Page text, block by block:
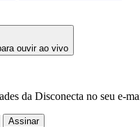
ouvir ao vivo
da Disconecta no seu e-
Assinar